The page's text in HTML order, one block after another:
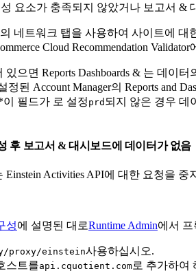
요소가 충족되지 않았거나 보고서 &
네트워크 탭을 사용하여 사이트에 대
Cloud Recommendation
있으면 Reports Dashboards & 는 데이
정된 Account Manager의 Reports and
필드가 로 설정 prd 되지 않은 경우 데
후 보고서 & 대시보드에 데이터가 없음
Einstein Activities API에 대한 요청을 중
성에 설명된 대로Runtime Admin에서
proxy/einstein사용하십시오.
스트를api.cquotient.com로 추가하여